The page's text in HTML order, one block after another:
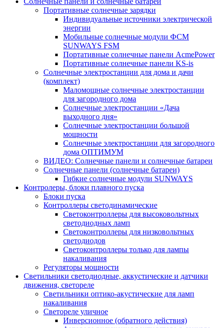
Портативные солнечные зарядки
Индивидуальные источники электрической
энергии
Мобильные солнечные модули ФСМ
SUNWAYS FSM
Портативные солнечные панели AcmePower
Портативные солнечные панели KS-is
Солнечные электростанции для дома и дачи
(комплект)
Маломощные солнечные электростанции
для загородного дома
Солнечные электростанции «Дача
выходного дня»
Солнечные электростанции большой
мощности
Солнечные электростанции для загородного
дома ОПТИМУМ
ВИДЕО: Солнечные панели и солнечные батареи
Солнечные панели (солнечные батареи)
Гибкие солнечные модули SUNWAYS
Контролеры, блоки плавного пуска
Блоки пуска
Контроллеры светодинамические
Светоконтроллеры для высоковольтных
светодиодных ламп
Светоконтроллеры для низковольтных
светодиодов
Светоконтроллеры только для лампы
накаливания
Регуляторы мощности
Светильники светодиодные, аккустические и датчики
движения, светореле
Светильники оптико-акустические для ламп
накаливания
Светореле уличное
Инверсионное (обратного действия)